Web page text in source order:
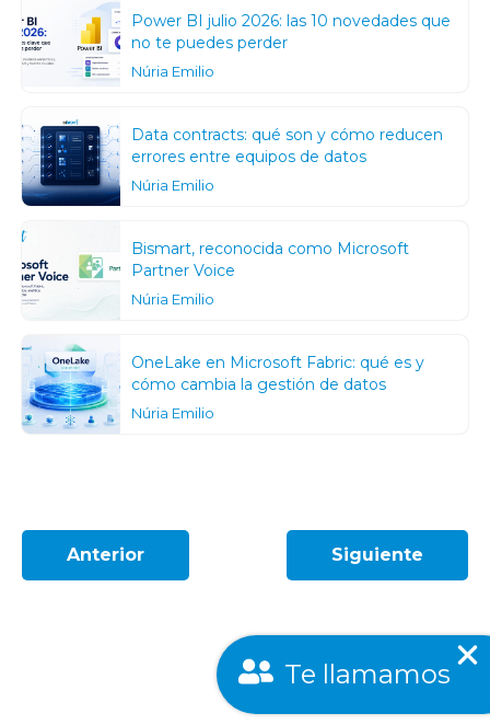
Power BI julio 2026: las 10 novedades que
no te puedes perder
Núria Emilio
Data contracts: qué son y cómo reducen
errores entre equipos de datos
Núria Emilio
Bismart, reconocida como Microsoft
Partner Voice
Núria Emilio
OneLake en Microsoft Fabric: qué es y
cómo cambia la gestión de datos
Núria Emilio
Anterior Siguiente
Te llamamos